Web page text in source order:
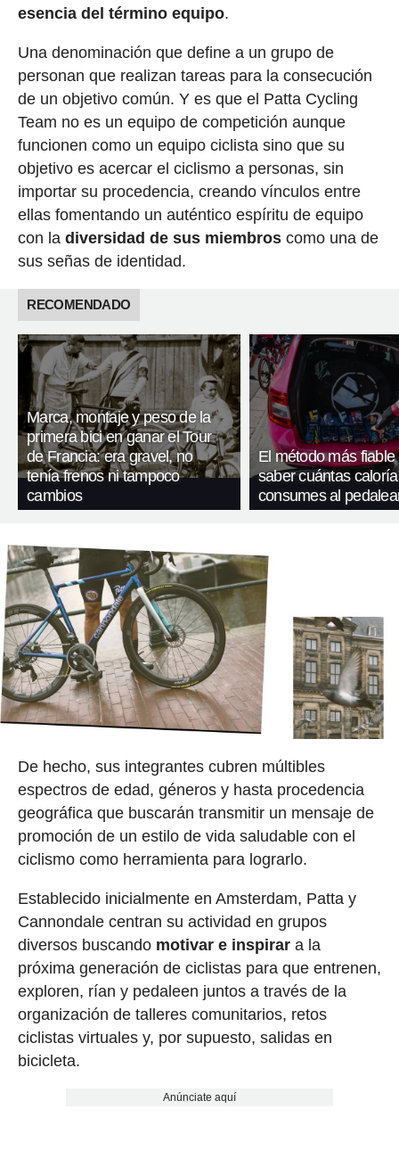
esencia del término equipo.
Una denominación que define a un grupo de
personan que realizan tareas para la consecución
de un objetivo común. Y es que el Patta Cycling
Team no es un equipo de competición aunque
funcionen como un equipo ciclista sino que su
objetivo es acercar el ciclismo a personas, sin
importar su procedencia, creando vínculos entre
ellas fomentando un auténtico espíritu de equipo
con la diversidad de sus miembroscomo una de
sus señas de identidad.
RECOMENDADO
Marca, montaje y peso de la
primera bici en ganar el Tour
de Francia: era gravel, no
tenía frenos ni tampoco
cambios
El método más fiable
saber cuántas
consumes al
De hecho, sus integrantes cubren múltibles
espectros de edad, géneros y hasta procedencia
geográfica que buscarán transmitir un mensaje de
promoción de un estilo de vida saludable con el
ciclismo como herramienta para lograrlo.
Establecido inicialmente en Amsterdam, Patta y
Cannondale centran su actividad en grupos
diversos buscando motivar e inspirara la
próxima generación de ciclistas para que entrenen,
exploren, rían y pedaleen juntos a través de la
organización de talleres comunitarios, retos
ciclistas virtuales y, por supuesto, salidas en
bicicleta.
Anúnciate aquí